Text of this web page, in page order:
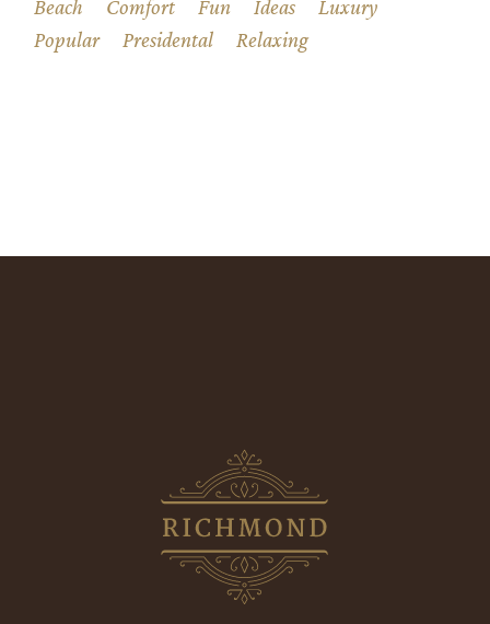
Beach Comfort Fun Ideas
Luxury
Popular
Presidental Relaxing